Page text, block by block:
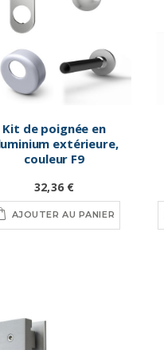
Kit de poignée en
extérieure,
couleur F9
32,36 €
AJOUTER AU PANIER